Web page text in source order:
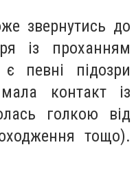
звернутись до
із проханням
є певні підозри
контакт із
голкою від
тощо).